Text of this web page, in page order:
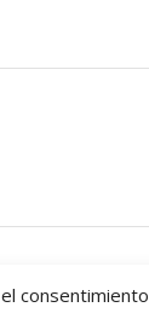
consentimiento